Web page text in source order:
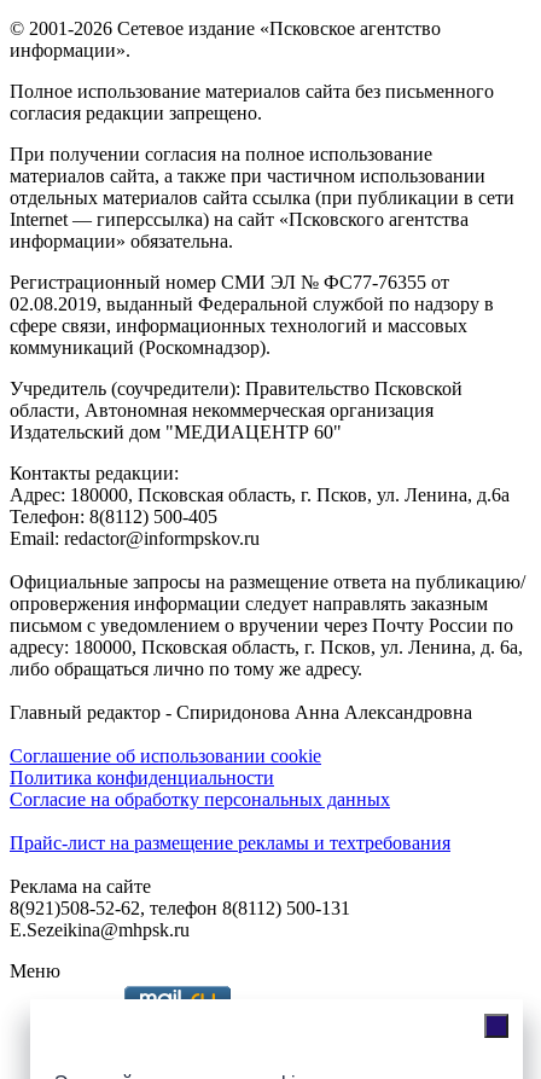
© 2001-2026 Сетевое издание «Псковское агентство
информации».
Полное использование материалов сайта без письменного
согласия редакции запрещено.
При получении согласия на полное использование
материалов сайта, а также при частичном использовании
отдельных материалов сайта ссылка (при публикации в сети
Internet — гиперссылка) на сайт «Псковского агентства
информации» обязательна.
Регистрационный номер СМИ ЭЛ № ФС77-76355 от
02.08.2019, выданный Федеральной службой по надзору в
сфере связи, информационных технологий и массовых
коммуникаций (Роскомнадзор).
Учредитель (соучредители): Правительство Псковской
области, Автономная некоммерческая организация
Издательский дом "МЕДИАЦЕНТР 60"
Контакты редакции:
Адреc: 180000, Псковская область, г. Псков, ул. Ленина, д.6а
Телефон: 8(8112) 500-405
Email: redactor@informpskov.ru
Официальные запросы на размещение ответа на публикацию/
опровержения информации следует направлять заказным
письмом с уведомлением о вручении через Почту России по
адресу: 180000, Псковская область, г. Псков, ул. Ленина, д. 6а,
либо обращаться лично по тому же адресу.
Главный редактор - Спиридонова Анна Александровна
Соглашение об использовании cookie
Политика конфиденциальности
Согласие на обработку персональных данных
Прайс-лист на размещение рекламы и техтребования
Реклама на сайте
8(921)508-52-62, телефон 8(8112) 500-131
E.Sezeikina@mhpsk.ru
Меню